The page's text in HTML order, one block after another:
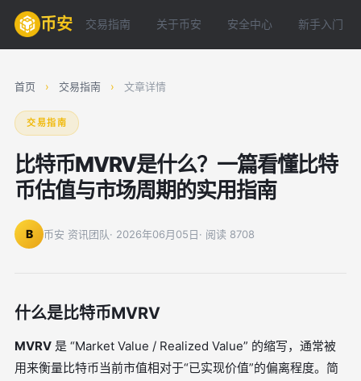
币安 交易指南 关于币安 安全中心 新手入门
首页 › 交易指南 › 文章详情
交易指南
比特币MVRV是什么？一篇看懂比特
币估值与市场周期的实用指南
B 币安 资讯团队· 2026年06月05日· 阅读 8708
什么是比特币MVRV
MVRV 是 “Market Value / Realized Value” 的缩写，通常被
用来衡量比特币当前市值相对于“已实现价值”的偏离程度。简